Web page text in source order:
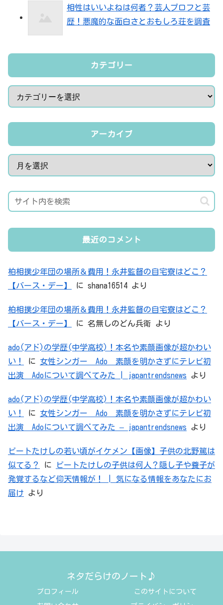
相性はいいよねは何者？芸人プロフと芸
歴！悪魔的な面白さとおもしろ荘を調査
カテゴリー
アーカイブ
最近のコメント
柏相撲少年団の場所＆費用！永井監督の自宅寮はどこ？
【バース・デー】
に shana16514 より
柏相撲少年団の場所＆費用！永井監督の自宅寮はどこ？
【バース・デー】
に 名無しのどん兵衛 より
ado(アド)の学歴(中学高校)！本名や素顔画像が超かわい
い！
に 女性シンガー Ado 素顔を明かさずにテレビ初
出演 Adoについて調べてみた | japantrendsnews より
ado(アド)の学歴(中学高校)！本名や素顔画像が超かわい
い！
に 女性シンガー Ado 素顔を明かさずにテレビ初
出演 Adoについて調べてみた – japantrendsnews より
ビートたけしの若い頃がイケメン【画像】子供の北野篤は
似てる？
に
ビートたけしの子供は何人？隠し子や養子が
発覚するなど仰天情報が！ | 気になる情報をあなたにお
届け より
ネタだらけのノート♪
プロフィール このサイトについて